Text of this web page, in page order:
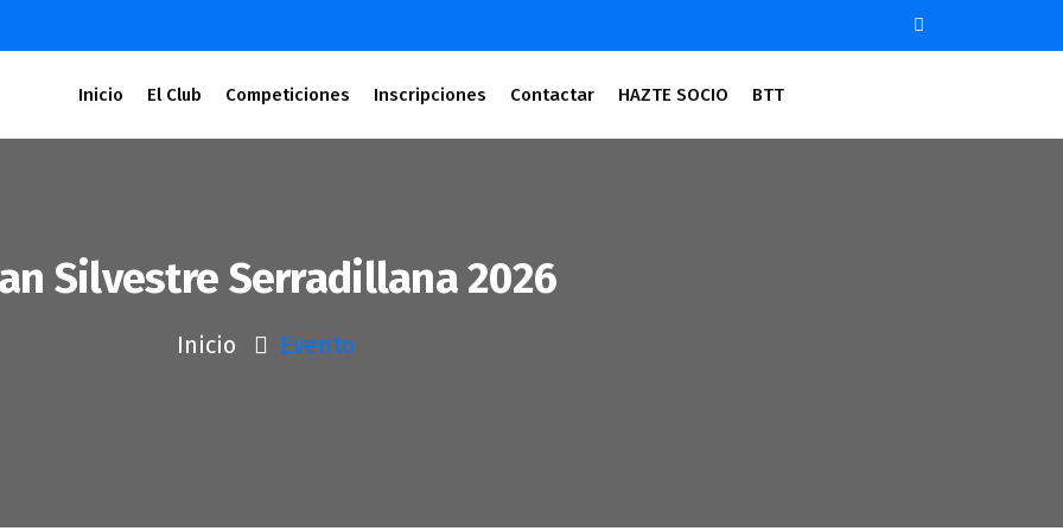
Inicio
El Club Competiciones Inscripciones Contactar HAZTE SOCIO BTT
Silvestre Serradillana 2026
Inicio Evento